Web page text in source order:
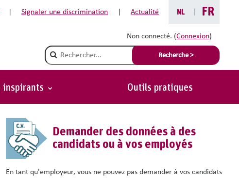
Signaler une discrimination Actualité NL FR
Non connecté. (Connexion)
Champ de recherche
Recherche >
inspirants Outils pratiques
équipes et voulez organiser une enquête auprès du personnel à
le droit à la vie privée.
Demander des données à des
candidats ou à vos employés
En tant qu'employeur, vous ne pouvez pas demander à vos candidats